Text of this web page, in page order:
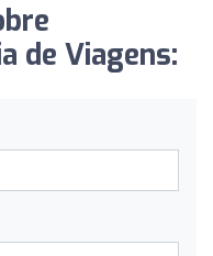
de Viagens: